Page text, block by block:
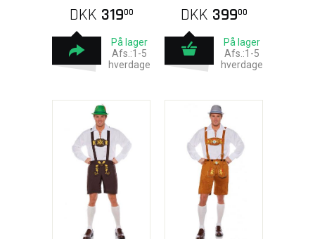
DKK 31900
På lager
Afs.:1-5
hverdage
DKK 39900
På lager
Afs.:1-5
hverdage